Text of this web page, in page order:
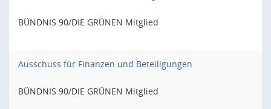
BÜNDNIS 90/DIE GRÜNEN Mitglied
Ausschuss für Finanzen und Beteiligungen
BÜNDNIS 90/DIE GRÜNEN Mitglied